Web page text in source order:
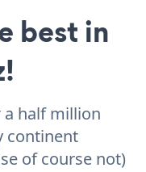
best in
a half million
continent
of course not)